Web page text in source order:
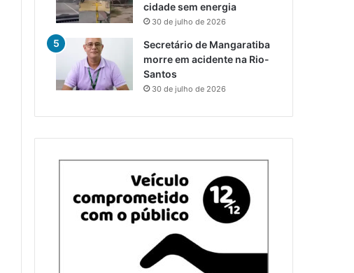
cidade sem energia
30 de julho de 2026
Secretário de Mangaratiba
morre em acidente na Rio-
Santos
30 de julho de 2026